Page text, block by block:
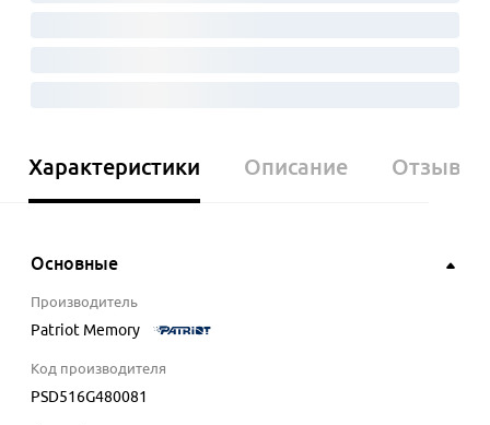
Характеристики Описание Отзывы
Основные
Производитель
Patriot Memory
Код производителя
PSD516G480081